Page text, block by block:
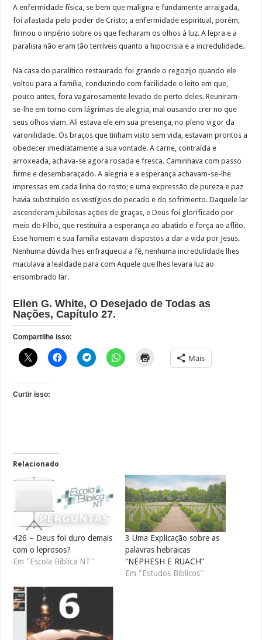
A enfermidade física, se bem que maligna e fundamente arraigada,
foi afastada pelo poder de Cristo; a enfermidade espiritual, porém,
firmou o império sobre os que fecharam os olhos à luz. A lepra e a
paralisia não eram tão terríveis quanto a hipocrisia e a incredulidade.
Na casa do paralítico restaurado foi grande o regozijo quando ele
voltou para a família, conduzindo com facilidade o leito em que,
pouco antes, fora vagarosamente levado de perto deles. Reuniram-
se-lhe em torno com lágrimas de alegria, mal ousando crer no que
seus olhos viam. Ali estava ele em sua presença, no pleno vigor da
varonilidade. Os braços que tinham visto sem vida, estavam prontos a
obedecer imediatamente a sua vontade. A carne, contraída e
arroxeada, achava-se agora rosada e fresca. Caminhava com passo
firme e desembaraçado. A alegria e a esperança achavam-se-lhe
impressas em cada linha do rosto; e uma expressão de pureza e paz
havia substituído os vestígios do pecado e do sofrimento. Daquele lar
ascenderam jubilosas ações de graças, e Deus foi glorificado por
meio do Filho, que restituíra a esperança ao abatido e força ao aflito.
Esse homem e sua família estavam dispostos a dar a vida por Jesus.
Nenhuma dúvida lhes enfraquecia a fé, nenhuma incredulidade lhes
maculava a lealdade para com Aquele que lhes levara luz ao
ensombrado lar.
Ellen G. White, O Desejado de Todas as
Nações, Capítulo 27.
Compartilhe isso:
Mais
Curtir isso:
Relacionado
426 – Deus foi duro demais
com o leprosos?
Em "Escola Bíblica NT"
3 Uma Explicação sobre as
palavras hebraicas
“NEPHESH E RUACH”
Em "Estudos Bíblicos"